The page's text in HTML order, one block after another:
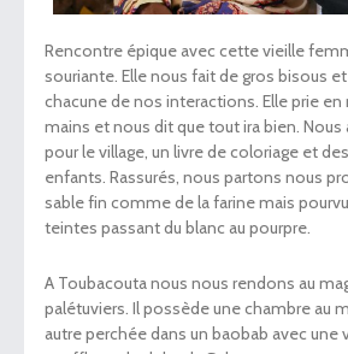
Rencontre épique avec cette vieille
souriante. Elle nous fait de gros bisous
chacune de nos interactions. Elle prie
mains et nous dit que tout ira bien. Nous
pour le village, un livre de coloriage et
enfants. Rassurés, nous partons nous
sable fin comme de la farine mais
teintes passant du blanc au pourpre.
A Toubacouta nous nous rendons au
palétuviers. Il possède une chambre au
autre perchée dans un baobab avec une